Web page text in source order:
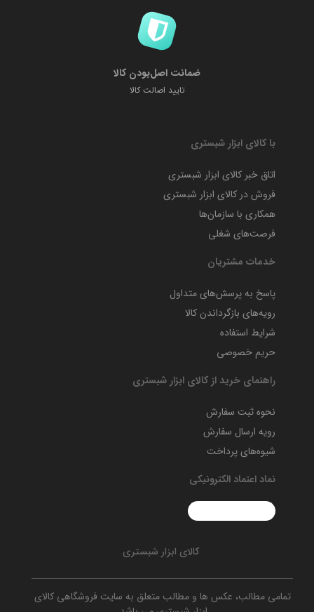
ضمانت اصل‌بودن کالا
تایید اصالت کالا
با کالای ابزار شبستری
اتاق خبر کالای ابزار شبستری
فروش در کالای ابزار شبستری
همکاری با سازمان‌ها
فرصت‌های شغلی
خدمات مشتریان
پاسخ به پرسش‌های متداول
رویه‌های بازگرداندن کالا
شرایط استفاده
حریم خصوصی
راهنمای خرید از کالای ابزار شبستری
نحوه ثبت سفارش
رویه ارسال سفارش
شیوه‌های پرداخت
نماد اعتماد الکترونیکی
کالای ابزار شبستری
تمامی مطالب، عکس ها و مطالب متعلق به سایت فروشگاهی کالای